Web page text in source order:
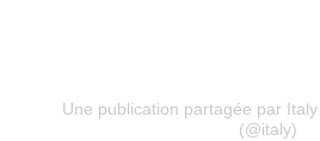
Une publication partagée par Italy
(@italy)